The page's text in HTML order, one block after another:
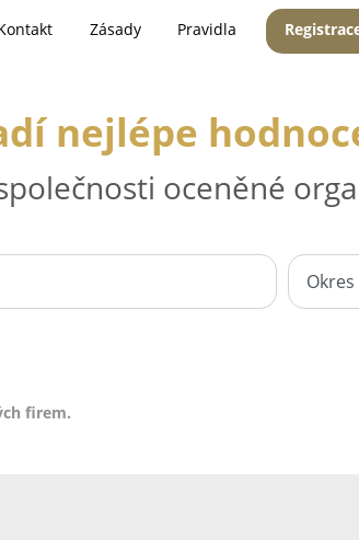
Zásady Pravidla
nejlépe
oceněné
firem.